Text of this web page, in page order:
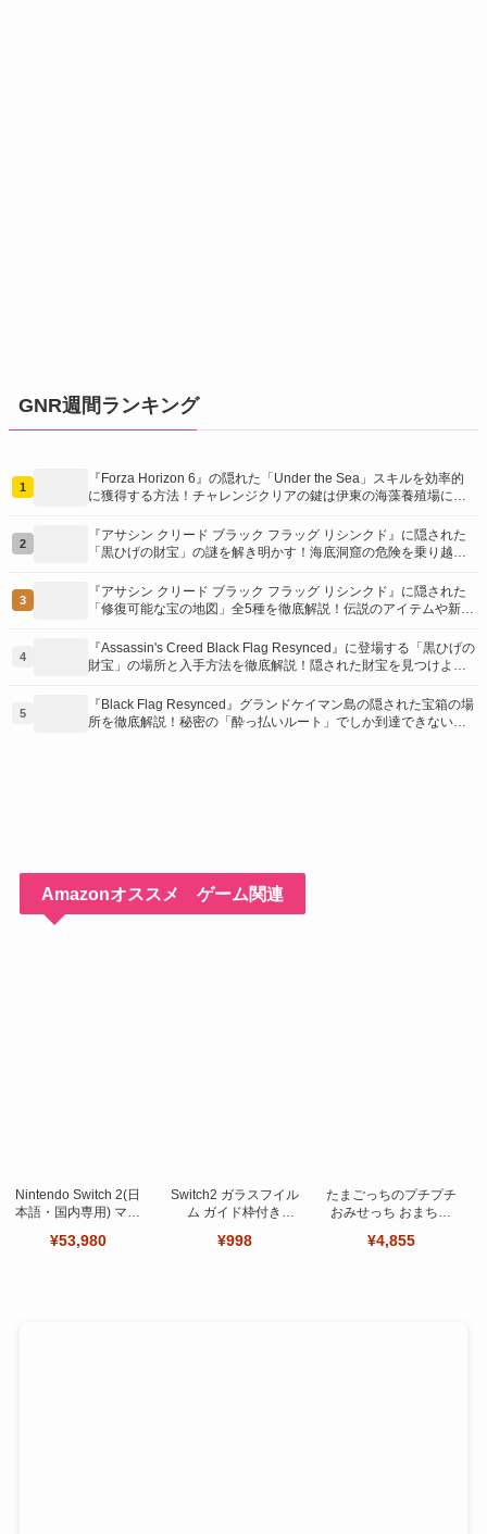
GNR週間ランキング
1
『Forza Horizon 6』の隠れた「Under the Sea」スキルを効率的
に獲得する方法！チャレンジクリアの鍵は伊東の海藻養殖場にあ
2
『アサシン クリード ブラック フラッグ リシンクド』に隠された
「黒ひげの財宝」の謎を解き明かす！海底洞窟の危険を乗り越
3
『アサシン クリード ブラック フラッグ リシンクド』に隠された
「修復可能な宝の地図」全5種を徹底解説！伝説のアイテムや新衣
介！
4
『Assassin's Creed Black Flag Resynced』に登場する「黒ひげの
財宝」の場所と入手方法を徹底解説！隠された財宝を見つけよ
5
『Black Flag Resynced』グランドケイマン島の隠された宝箱の場
所を徹底解説！秘密の「酔っ払いルート」でしか到達できないお
Amazonオススメ ゲーム関連
Nintendo Switch 2(日
本語・国内専用) マリ
ット
¥53,980
Switch2 ガラスフイル
ム ガイド枠付き
ット 日本旭硝子製-高
¥998
たまごっちのプチプチ
おみせっち おまちど
¥4,855